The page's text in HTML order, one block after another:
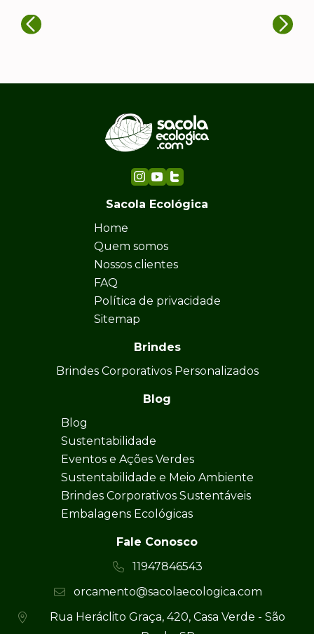
Sacola Ecológica
Home
Quem somos
Nossos clientes
FAQ
Política de privacidade
Sitemap
Brindes
Brindes Corporativos Personalizados
Blog
Blog
Sustentabilidade
Eventos e Ações Verdes
Sustentabilidade e Meio Ambiente
Brindes Corporativos Sustentáveis
Embalagens Ecológicas
Fale Conosco
11947846543
orcamento@sacolaecologica.com
Rua Heráclito Graça, 420, Casa Verde - São